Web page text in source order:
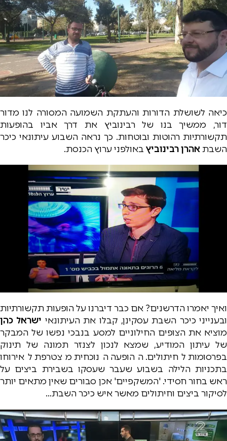
כיאה לשושלת הדורות והעתקת השמועה המסורה לנו מדור
דור, ממשיך בנו של רבינוביץ את דרך אביו בהופעות
תקשורתיות רהוטות ובוטחות. כך נראה השבוע עיתונאי כיכר
השבתאהרן רבינוביץ באולפני ערוץ הכנסת.
ואיך יאמרו הדרשנים? אם כבר דיברנו על הופעות תקשורתיות
ובענייני כיכר השבת עסקינן, קבלו את העיתונאי ישראל כהן
מוציא את הצופים החילוניים למסע בנבכי נפשו של המבקר
של עיתון המודיע, שמצא לנכון לצנזר תמונה של תינוק
בפרסומות לחיתולים. ההופעה הנוכחית מצטרפת לאירוחו
בתכניות הלילה בשבוע שעבר שעסקו בשבירת ביצים על
ראש בחור חסידי. 'המשקפיים' אכן סבורים שאין מתאים יותר
לסיקור ביצים וחיתולים מאשר איש כיכר השבת…